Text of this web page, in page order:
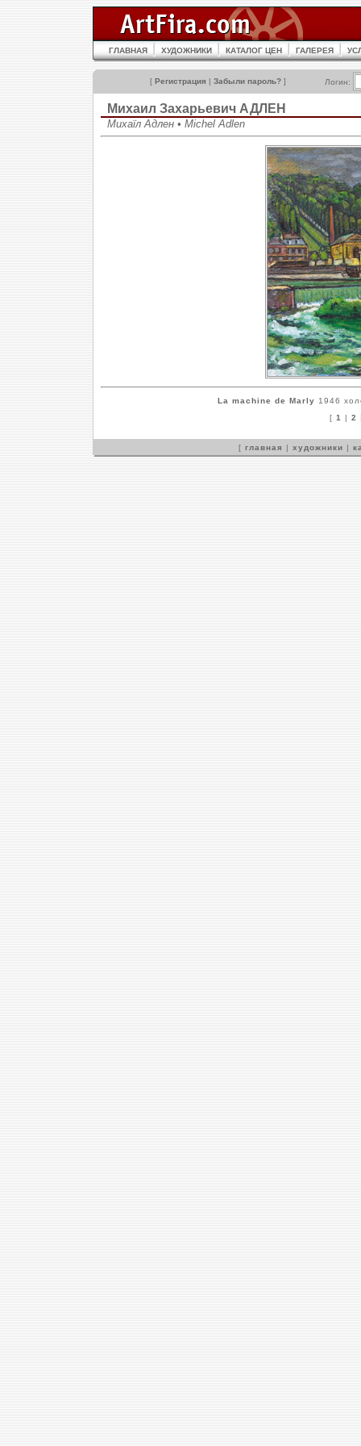
ГЛАВНАЯ ХУДОЖНИКИ КАТАЛОГ ЦЕН ГАЛЕРЕЯ
[ Регистрация | Забыли пароль? ] Логин:
Михаил Захарьевич АДЛЕН
Михаїл Адлен • Michel Adlen
La machine de Marly 1946
[ 1 | 2
[ главная | художники |